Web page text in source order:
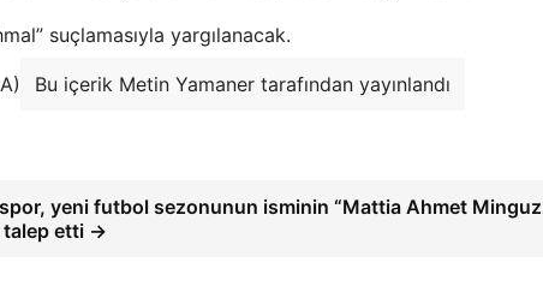
suçlamasıyla yargılanacak.
Bu içerik Metin Yamaner tarafından yayınlandı
yeni futbol sezonunun isminin “Mattia Ahmet
talep etti →